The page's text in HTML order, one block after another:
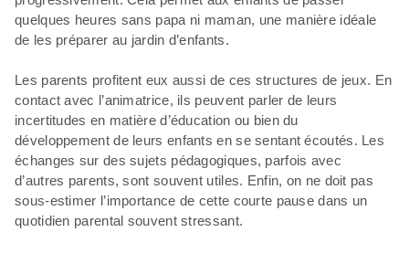
quelques heures sans papa ni maman, une manière idéale
de les préparer au jardin d’enfants.
Les parents profitent eux aussi de ces structures de jeux. En
contact avec l’animatrice, ils peuvent parler de leurs
incertitudes en matière d’éducation ou bien du
développement de leurs enfants en se sentant écoutés. Les
échanges sur des sujets pédagogiques, parfois avec
d’autres parents, sont souvent utiles. Enfin, on ne doit pas
sous-estimer l’importance de cette courte pause dans un
quotidien parental souvent stressant.